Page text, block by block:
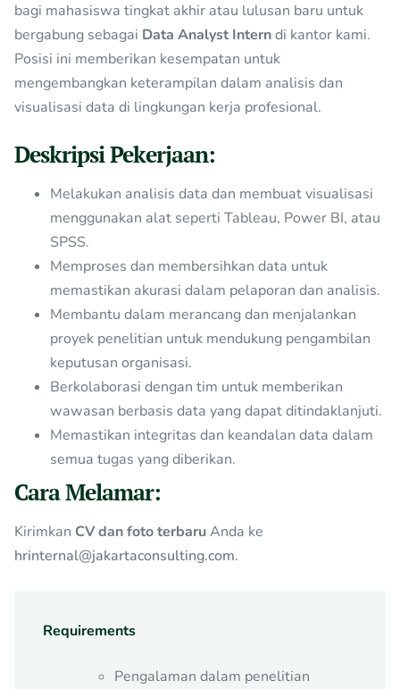
bagi mahasiswa tingkat akhir atau lulusan baru untuk
bergabung sebagai Data Analyst Interndi kantor kami.
Posisi ini memberikan kesempatan untuk
mengembangkan keterampilan dalam analisis dan
visualisasi data di lingkungan kerja profesional.
Deskripsi Pekerjaan:
Melakukan analisis data dan membuat visualisasi
menggunakan alat seperti Tableau, Power BI, atau
SPSS.
Memproses dan membersihkan data untuk
memastikan akurasi dalam pelaporan dan analisis.
Membantu dalam merancang dan menjalankan
proyek penelitian untuk mendukung pengambilan
keputusan organisasi.
Berkolaborasi dengan tim untuk memberikan
wawasan berbasis data yang dapat ditindaklanjuti.
Memastikan integritas dan keandalan data dalam
semua tugas yang diberikan.
Cara Melamar:
Kirimkan CV dan foto terbaruAnda ke
hrinternal@jakartaconsulting.com.
Requirements
Pengalaman dalam penelitian